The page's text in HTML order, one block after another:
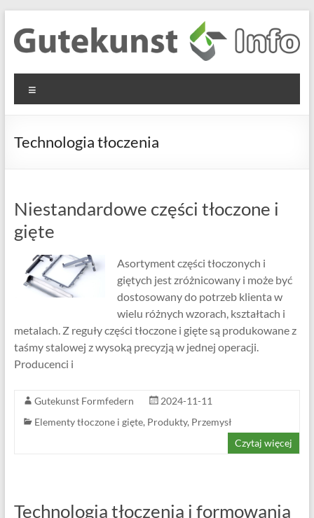
content
Gutekunst
Formfedern
GmbH
Informationen
Flachmaterial
Technologia tłoczenia
Niestandardowe części tłoczone i
gięte
Asortyment części tłoczonych i
giętych jest zróżnicowany i może być
dostosowany do potrzeb klienta w
wielu różnych wzorach, kształtach i
metalach. Z reguły części tłoczone i gięte są produkowane z
taśmy stalowej z wysoką precyzją w jednej operacji.
Producenci i
Gutekunst Formfedern
2024-11-11
Elementy tłoczone i gięte, Produkty, Przemysł
Czytaj więcej
Technologia tłoczenia i formowania